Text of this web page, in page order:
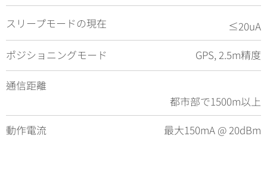
スリープモードの現在
≤20uA
ポジショニングモード
GPS, 2.5m精度
通信距離
都市部で1500m以上
動作電流
最大150mA @ 20dBm